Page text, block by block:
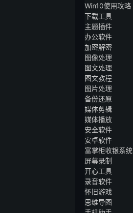
Win10使用攻略
下载工具
主题插件
办公软件
加密解密
图像处理
图文处理
图文教程
图片处理
备份还原
媒体剪辑
媒体播放
安全软件
安卓软件
富掌柜收银系统
屏幕录制
开心工具
录音软件
怀旧游戏
思维导图